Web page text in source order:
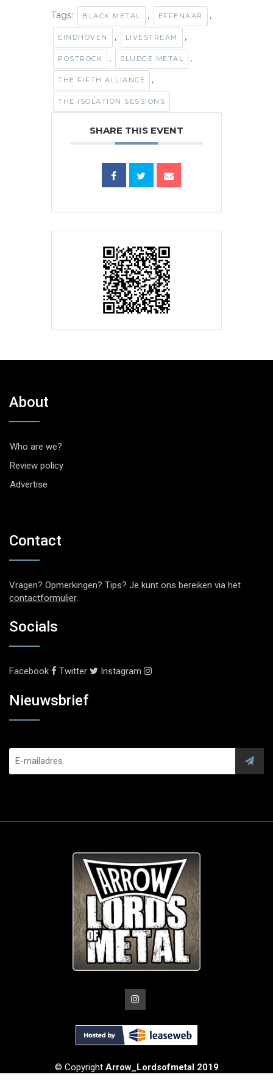
Tags: BLACK METAL , EFFENAAR ,
EINDHOVEN , LIVESTREAM ,
POSTROCK , SLUDGE METAL ,
THE FIFTH ALLIANCE ,
THE ISOLATION SESSIONS
SHARE THIS EVENT
About
Who are we?
Review policy
Advertise
Contact
Vragen? Opmerkingen? Tips? Je kunt ons bereiken via het
contactformulier.
Socials
Facebook Twitter Instagram
Nieuwsbrief
© Copyright Arrow_Lordsofmetal 2019